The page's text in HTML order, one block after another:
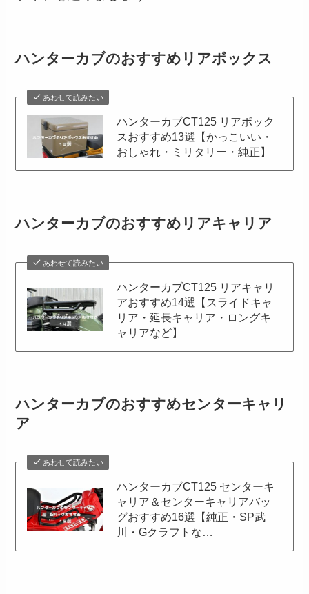
ハンターカブのおすすめリアボックス
あわせて読みたい
ハンターカブCT125 リアボック
スおすすめ13選【かっこいい・
おしゃれ・ミリタリー・純正】
ハンターカブのおすすめリアキャリア
あわせて読みたい
ハンターカブCT125 リアキャリ
アおすすめ14選【スライドキャ
リア・延長キャリア・ロングキ
ャリアなど】
ハンターカブのおすすめセンターキャリ
ア
あわせて読みたい
ハンターカブCT125 センターキ
ャリア＆センターキャリアバッ
グおすすめ16選【純正・SP武
川・Gクラフトな…